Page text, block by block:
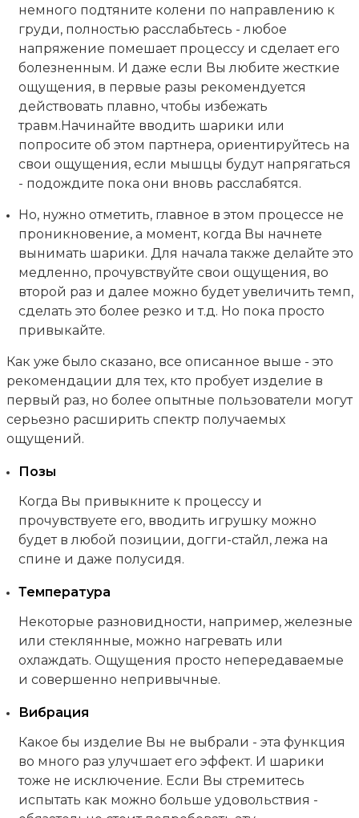
немного подтяните колени по направлению к
груди, полностью расслабьтесь - любое
напряжение помешает процессу и сделает его
болезненным. И даже если Вы любите жесткие
ощущения, в первые разы рекомендуется
действовать плавно, чтобы избежать
травм.Начинайте вводить шарики или
попросите об этом партнера, ориентируйтесь на
свои ощущения, если мышцы будут напрягаться
- подождите пока они вновь расслабятся.
Но, нужно отметить, главное в этом процессе не
проникновение, а момент, когда Вы начнете
вынимать шарики. Для начала также делайте это
медленно, прочувствуйте свои ощущения, во
второй раз и далее можно будет увеличить темп,
сделать это более резко и т.д. Но пока просто
привыкайте.
Как уже было сказано, все описанное выше - это
рекомендации для тех, кто пробует изделие в
первый раз, но более опытные пользователи могут
серьезно расширить спектр получаемых
ощущений.
Позы
Когда Вы привыкните к процессу и
прочувствуете его, вводить игрушку можно
будет в любой позиции, догги-стайл, лежа на
спине и даже полусидя.
Температура
Некоторые разновидности, например, железные
или стеклянные, можно нагревать или
охлаждать. Ощущения просто непередаваемые
и совершенно непривычные.
Вибрация
Какое бы изделие Вы не выбрали - эта функция
во много раз улучшает его эффект. И шарики
тоже не исключение. Если Вы стремитесь
испытать как можно больше удовольствия -